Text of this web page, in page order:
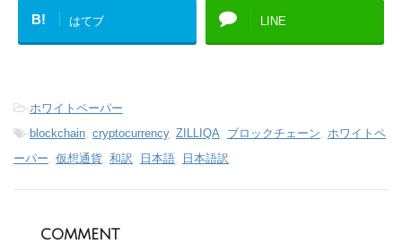
B! はてブ LINE
-ホワイトペーパー
-blockchain, cryptocurrency, ZILLIQA, ブロックチェーン, ホワイトペ
ーパー, 仮想通貨, 和訳, 日本語, 日本語訳
comment